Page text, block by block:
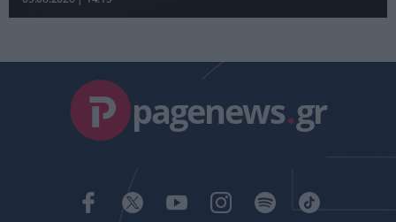
pagenews.gr